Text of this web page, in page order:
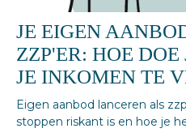
JE EIGEN
ZZP'ER: HOE
JE INKOMEN TE
Eigen aanbod lanceren als
stoppen riskant is en hoe je